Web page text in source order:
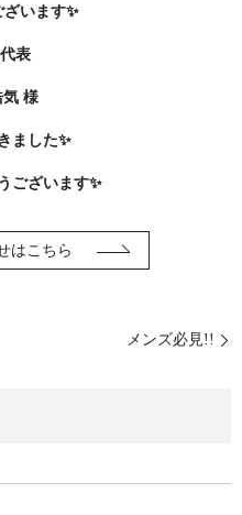
います✨
表
気 様
ました✨
ございます✨
はこちら
メンズ必見!!